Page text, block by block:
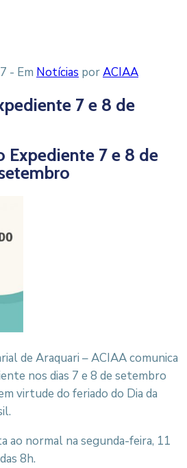
- Em Notícias porACIAA
7 e 8 de
Expediente 7 e 8 de
de Araquari – ACIAA comunica
nos dias 7 e 8 de setembro
virtude do feriado do Dia da
ao normal na segunda-feira, 11
8h.